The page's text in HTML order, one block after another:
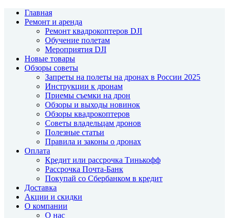
Главная
Ремонт и аренда
Ремонт квадрокоптеров DJI
Обучение полетам
Мероприятия DJI
Новые товары
Обзоры советы
Запреты на полеты на дронах в России 2025
Инструкции к дронам
Приемы съемки на дрон
Обзоры и выходы новинок
Обзоры квадрокоптеров
Советы владельцам дронов
Полезные статьи
Правила и законы о дронах
Оплата
Кредит или рассрочка Тинькофф
Рассрочка Почта-Банк
Покупай со Сбербанком в кредит
Доставка
Акции и скидки
О компании
О нас